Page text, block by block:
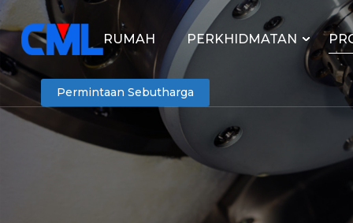
RUMAH PERKHIDMATAN
Permintaan Sebutharga